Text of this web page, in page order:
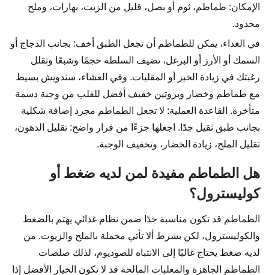
الإمكان: طماطم، ثوم أو بصل، قليل من الزيت، بهارات، وملح
محدود.
في الغداء، يمكن للطماطم أن تجعل الطبق أخف: بجانب الدجاج أو
السمك أو الأرز أو البرغل، تضيف السلطة حجمًا وشبعًا وتقلل
رغبتك في زيادة الخبز أو المقليات. وفي العشاء، سندويش بسيط
مع طماطم وخضار وبروتين خفيف أفضل للقلب من وجبة دسمة
متأخرة. القاعدة العملية: لا تجعل الطماطم مجرد إضافة شكلية
بجانب طبق ثقيل جدًا. اجعلها جزءًا من قرار واضح: تقليل الدهون،
تقليل الملح، زيادة الخضار، وتخفيف الوجبة.
هل الطماطم مفيدة لمن لديه ضغط أو
كوليسترول؟
الطماطم قد تكون مناسبة جدًا ضمن نظام غذائي يهتم بالضغط
والكوليسترول، لكن بشرط ألا تأتي محملة بالملح والزيوت. من
لديه ضغط يحتاج غالبًا إلى الانتباه للصوديوم، لذلك صلصات
الطماطم الجاهزة والمعلبات المالحة قد لا تكون الخيار الأفضل إذا